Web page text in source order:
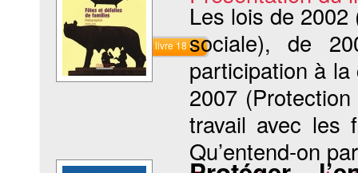
Commander le livre 18 €
Les lois de
sociale), de
participation à
2007
travail avec les
Qu’entend-on